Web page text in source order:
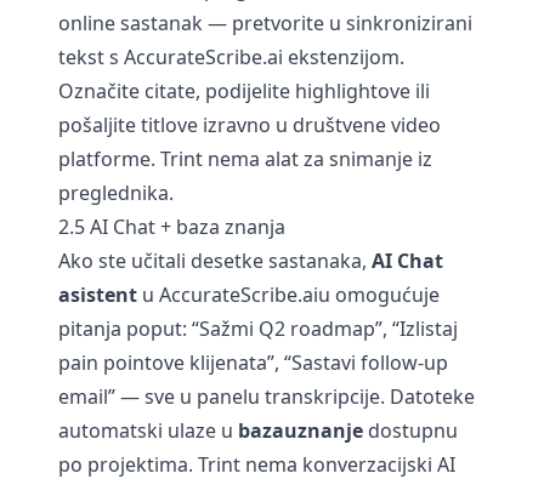
online sastanak — pretvorite u sinkronizirani
tekst s AccurateScribe.ai ekstenzijom.
Označite citate, podijelite highlightove ili
pošaljite titlove izravno u društvene video
platforme. Trint nema alat za snimanje iz
preglednika.
2.5 AI Chat + baza znanja
Ako ste učitali desetke sastanaka, AI Chat
asistent u AccurateScribe.aiu omogućuje
pitanja poput: “Sažmi Q2 roadmap”, “Izlistaj
pain pointove klijenata”, “Sastavi follow-up
email” — sve u panelu transkripcije. Datoteke
automatski ulaze u bazauznanje dostupnu
po projektima. Trint nema konverzacijski AI